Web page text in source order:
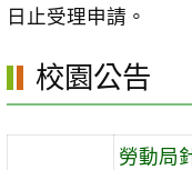
日止受理申請。
校園公告
勞動局